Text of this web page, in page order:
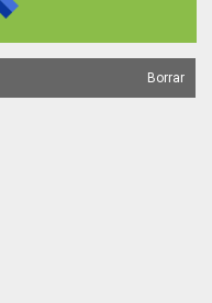
Borrar